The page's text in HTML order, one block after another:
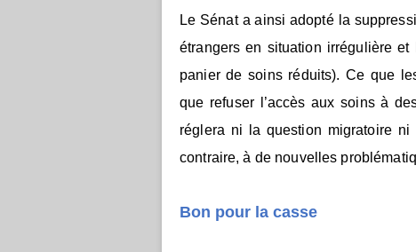
Le Sénat a ainsi adopté la
étrangers en situation irrégulière et
panier de soins réduits). Ce que
que refuser l’accès aux soins à
réglera ni la question migratoire ni
contraire, à de nouvelles
Bon pour la casse